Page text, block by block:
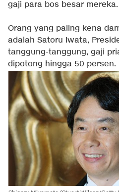
gaji para bos besar mereka.
Orang yang paling kena
adalah Satoru Iwata,
tanggung-tanggung, gaji
dipotong hingga 50 persen.